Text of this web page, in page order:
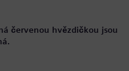
červenou hvězdičkou jsou